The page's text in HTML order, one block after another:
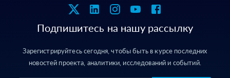
Подпишитесь на нашу рассылку
Зарегистрируйтесь сегодня, чтобы быть в курсе последних
новостей проекта, аналитики, исследований и событий.